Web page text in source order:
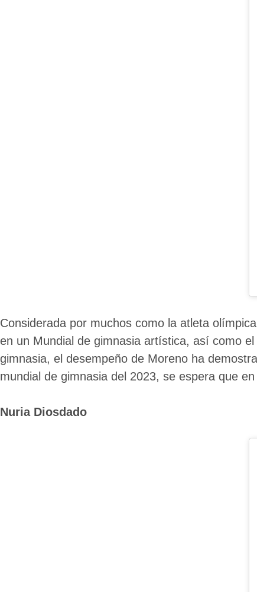
Considerada por muchos como la atleta
en un Mundial de gimnasia artística, así como
gimnasia, el desempeño de Moreno ha
mundial de gimnasia del 2023, se espera que
Nuria Diosdado